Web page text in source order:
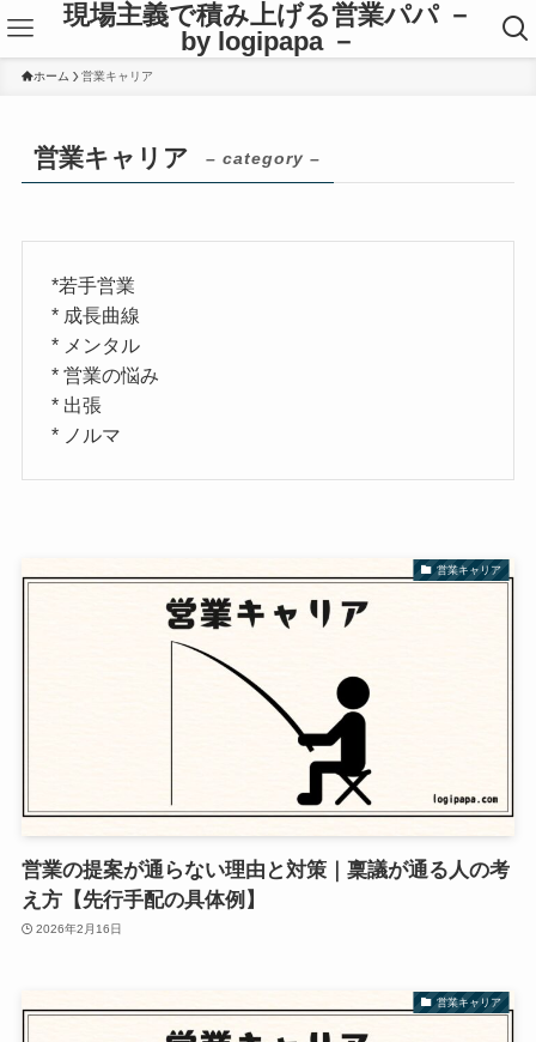
現場主義で積み上げる営業パパ －
by logipapa －
ホーム 営業キャリア
営業キャリア – category –
*若手営業
* 成長曲線
* メンタル
* 営業の悩み
* 出張
* ノルマ
営業キャリア
営業の提案が通らない理由と対策｜稟議が通る人の考
え方【先行手配の具体例】
2026年2月16日
営業キャリア